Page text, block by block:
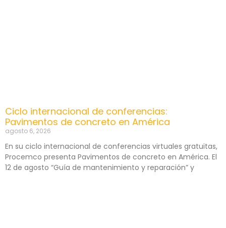
Ciclo internacional de conferencias:
Pavimentos de concreto en América
agosto 6, 2026
En su ciclo internacional de conferencias virtuales gratuitas,
Procemco presenta Pavimentos de concreto en América. El
12 de agosto “Guía de mantenimiento y reparación” y